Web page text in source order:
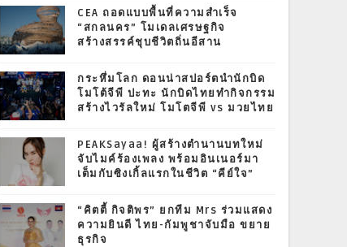
CEA ถอดแบบพื้นที่ความสำเร็จ
“สกลนคร” โมเดลเศรษฐกิจ
สร้างสรรค์ชุบชีวิตถิ่นอีสาน
กระหึ่มโลก ดอนน่าสปอร์ตนำนักบิด
โมโต้จีพี ปะทะ นักบิดไทยทำกิจกรรม
สร้างไวรัลใหม่ โมโตจีพี vs มวยไทย
PEAKSayaa! ผู้สร้างตำนานบทใหม่
จับไมค์ร้องเพลง พร้อมอินเนอร์มา
เต็มกับซิงเกิ้ลแรกในชีวิต “คีย์ใจ”
“คิตตี้ กิจติพร” ยกทีม Mrs ร่วมแสดง
ความยินดี ไทย-กัมพูชาจับมือ ขยาย
ธุรกิจ